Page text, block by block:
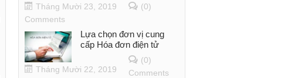
Tháng Mười 23, 2019
(0)
Comments
Lựa chọn đơn vị cung
cấp Hóa đơn điện tử
Tháng Mười 22, 2019
(0)
Comments